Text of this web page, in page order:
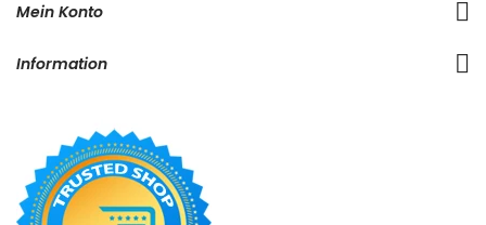
Mein Konto
Information